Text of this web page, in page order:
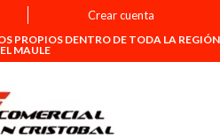
Crear cuenta
PROPIOS DENTRO DE TODA LA REGIÓN
MAULE